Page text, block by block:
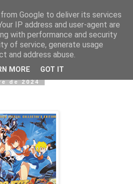
de 2024
Google to deliver its services
IP address and user-agent are
with performance and security
of service, generate usage
and address abuse.
MORE GOT IT